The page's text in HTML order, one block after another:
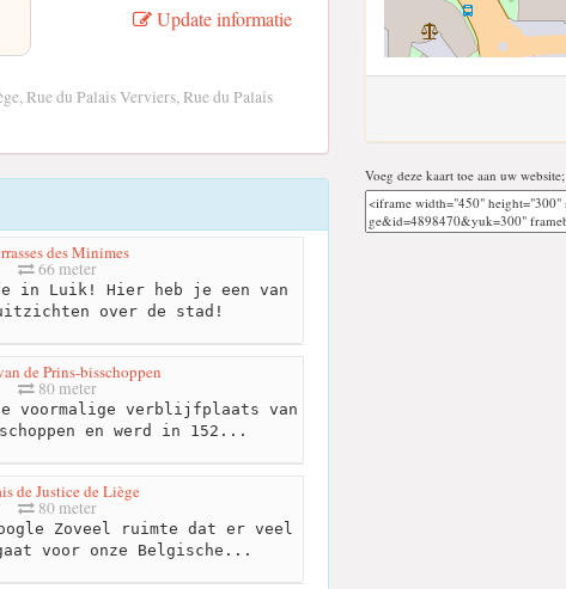
Update informatie
Rue du Palais Verviers, Rue du Palais
des Minimes
66 meter
in Luik! Hier heb je een van
over de stad!
de Prins-bisschoppen
80 meter
voormalige verblijfplaats van
en werd in 152...
de Justice de Liège
80 meter
Zoveel ruimte dat er veel
voor onze Belgische...
Voeg deze kaart toe aan uw website;